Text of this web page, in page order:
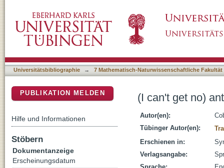
Universitätsbibliographie → 7 Mathematisch-Naturwissenschaftliche Fakultät
(I can't get no)
Autor(en):
Tübinger Autor(en):
Erschienen in:
Verlagsangabe:
PUBLIKATION MELDEN
Hilfe und Informationen
Stöbern
Dokumentanzeige
Erscheinungsdatum